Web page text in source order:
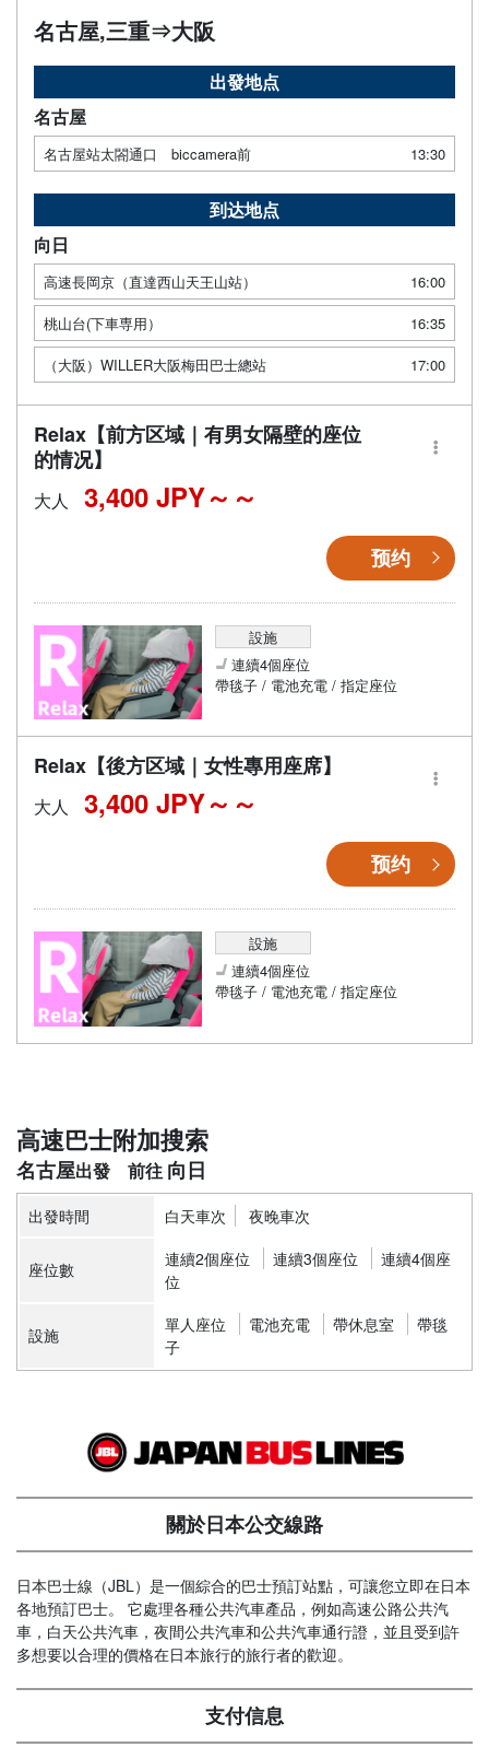
名古屋,三重⇒大阪
出發地点
名古屋
名古屋站太閤通口 biccamera前 13:30
到达地点
向日
高速長岡京（直達西山天王山站）
16:00
桃山台(下車専用）
16:35
（大阪）WILLER大阪梅田巴士總站
17:00
Relax【前方区域｜有男女隔壁的座位
的情况】
大人 3,400 JPY～
预约
設施
連續4個座位
帶毯子 / 電池充電 / 指定座位
Relax【後方区域｜女性專用座席】
大人 3,400 JPY～
预约
設施
連續4個座位
帶毯子 / 電池充電 / 指定座位
高速巴士附加搜索
名古屋 向日
出發時間 白天車次 夜晚車次
座位數 連續2個座位 連續3個座位
連續4個座
位
設施 單人座位 電池充電 帶休息室
帶毯
子
關於日本公交線路
日本巴士線（JBL）是一個綜合的巴士預訂站點，可讓您立即在日本
各地預訂巴士。 它處理各種公共汽車產品，例如高速公路公共汽
車，白天公共汽車，夜間公共汽車和公共汽車通行證，並且受到許
多想要以合理的價格在日本旅行的旅行者的歡迎。
支付信息